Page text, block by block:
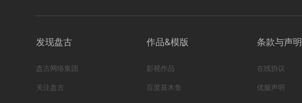
言几又图书馆
编号 ？！ 新媒体短视频; 营销短视频; 书店; 潮流...
发现盘古
盘古网络集团
关注盘古
作品&模版
影视作品
百度基木鱼
条款与声明
在线协议
优服声明